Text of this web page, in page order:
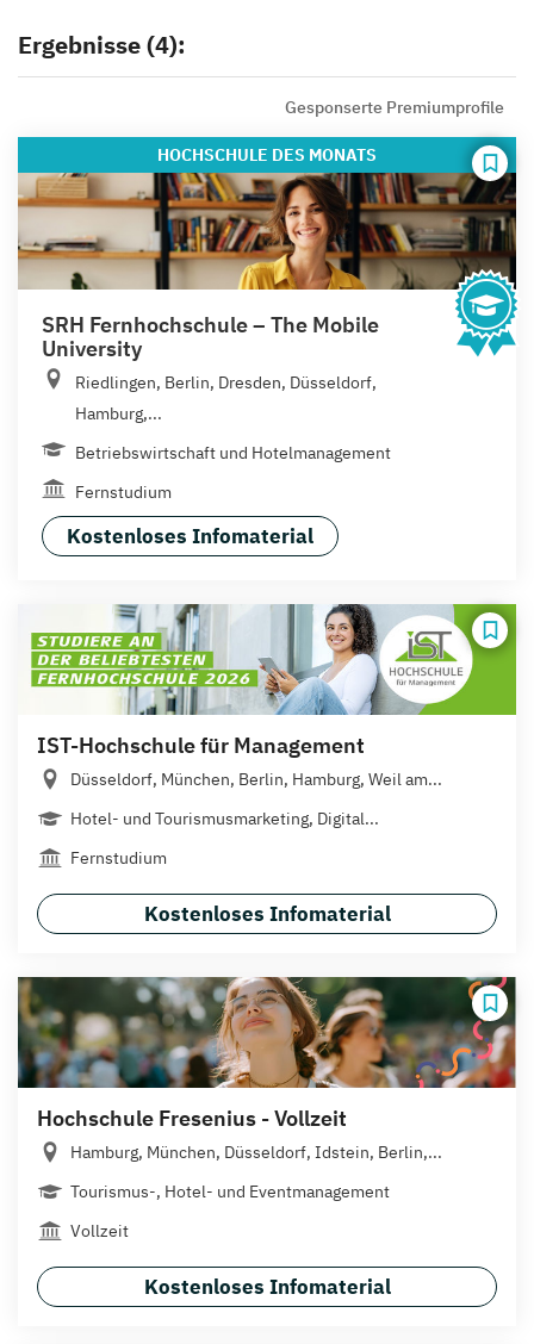
Ergebnisse (4):
Gesponserte Premiumprofile
HOCHSCHULE DES MONATS
SRH Fernhochschule – The Mobile
University
Riedlingen, Berlin, Dresden, Düsseldorf,
Hamburg,...
Betriebswirtschaft und Hotelmanagement
Fernstudium
Kostenloses Infomaterial
IST-Hochschule für Management
Düsseldorf, München, Berlin, Hamburg, Weil am...
Hotel- und Tourismusmarketing, Digital...
Fernstudium
Kostenloses Infomaterial
Hochschule Fresenius - Vollzeit
Hamburg, München, Düsseldorf, Idstein, Berlin,...
Tourismus-, Hotel- und Eventmanagement
Vollzeit
Kostenloses Infomaterial